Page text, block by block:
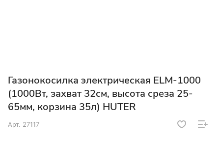
Газонокосилка электрическая ELM-1000
(1000Вт, захват 32см, высота среза 25-
65мм, корзина 35л) HUTER
Арт. 27117